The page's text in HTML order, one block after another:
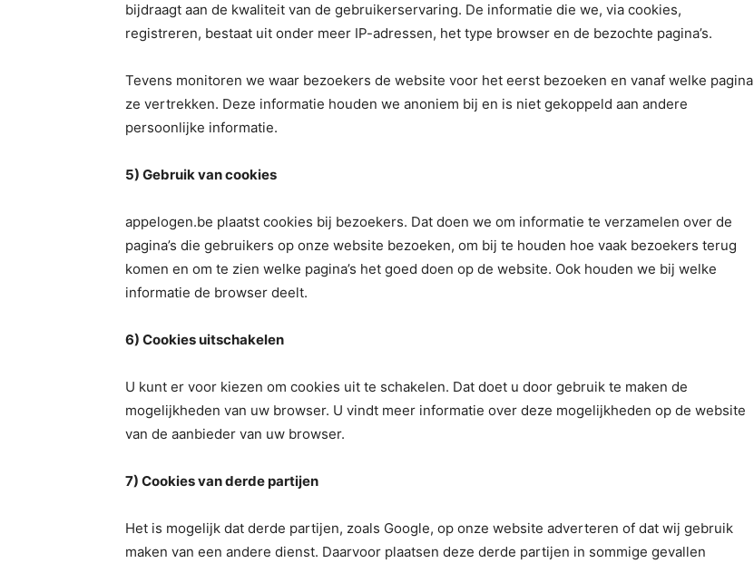
bijdraagt aan de kwaliteit van de gebruikerservaring. De informatie die we, via cookies,
registreren, bestaat uit onder meer IP-adressen, het type browser en de bezochte pagina’s.
Tevens monitoren we waar bezoekers de website voor het eerst bezoeken en vanaf welke pagina
ze vertrekken. Deze informatie houden we anoniem bij en is niet gekoppeld aan andere
persoonlijke informatie.
5) Gebruik van cookies
appelogen.be plaatst cookies bij bezoekers. Dat doen we om informatie te verzamelen over de
pagina’s die gebruikers op onze website bezoeken, om bij te houden hoe vaak bezoekers terug
komen en om te zien welke pagina’s het goed doen op de website. Ook houden we bij welke
informatie de browser deelt.
6) Cookies uitschakelen
U kunt er voor kiezen om cookies uit te schakelen. Dat doet u door gebruik te maken de
mogelijkheden van uw browser. U vindt meer informatie over deze mogelijkheden op de website
van de aanbieder van uw browser.
7) Cookies van derde partijen
Het is mogelijk dat derde partijen, zoals Google, op onze website adverteren of dat wij gebruik
maken van een andere dienst. Daarvoor plaatsen deze derde partijen in sommige gevallen